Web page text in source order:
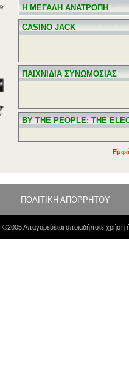
Η ΜΕΓΑΛΗ ΑΝΑΤΡΟΠΗ
CASINO JACK
ΠΑΙΧΝΙΔΙΑ ΣΥΝΩΜΟΣΙΑΣ
BY THE PEOPLE: THE
ΠΟΛΙΤΙΚΗ ΑΠΟΡΡΗΤΟΥ
©2005 Απαγορεύεται οποιαδήποτε χρήση